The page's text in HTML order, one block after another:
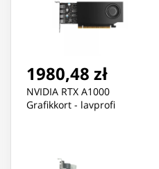
1980,48 zł
NVIDIA RTX A1000
Grafikkort - lavprofi